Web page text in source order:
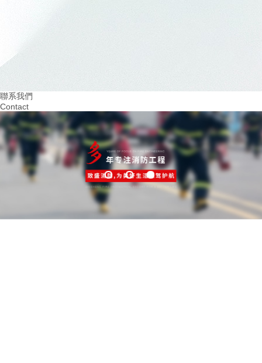
聯系我們
Contact